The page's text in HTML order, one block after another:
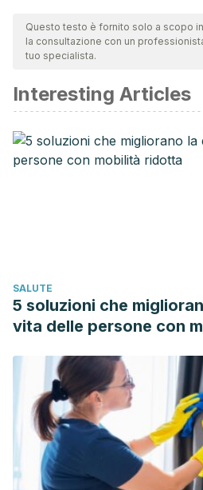
Questo testo è fornito solo a scopo
la consultazione con un
tuo specialista.
Interesting Articles
SALUTE
5 soluzioni che
vita delle persone con